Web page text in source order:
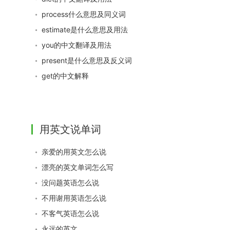
process什么意思及同义词
estimate是什么意思及用法
you的中文翻译及用法
present是什么意思及反义词
get的中文解释
用英文说单词
亲爱的用英文怎么说
漂亮的英文单词怎么写
没问题英语怎么说
不用谢用英语怎么说
不客气英语怎么说